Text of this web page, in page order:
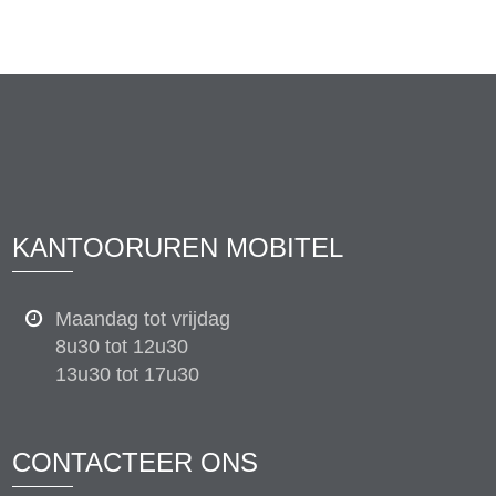
KANTOORUREN MOBITEL
Maandag tot vrijdag
8u30 tot 12u30
13u30 tot 17u30
CONTACTEER ONS